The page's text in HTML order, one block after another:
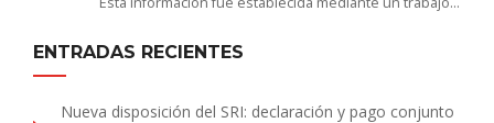
ENTRADAS RECIENTES
Nueva disposición del SRI: declaración y pago conjunto